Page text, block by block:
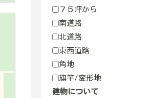
７５坪から
南道路
北道路
東西道路
角地
旗竿/変形地
建物について